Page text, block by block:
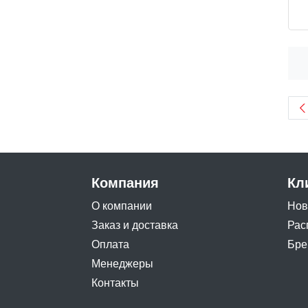
Компания
О компании
Заказ и доставка
Оплата
Менеджеры
Контакты